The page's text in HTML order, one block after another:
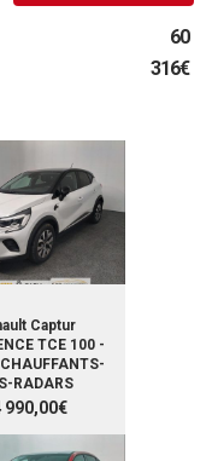
60
316€
Captur
TCE 100 -
RADARS
990,00€